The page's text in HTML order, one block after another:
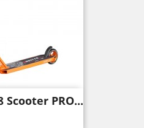
Scooter PRO...